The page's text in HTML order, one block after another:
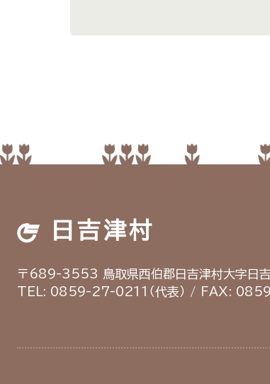
日吉津村
〒689-3553 鳥取県西伯郡日吉津村大字日
TEL: 0859-27-0211（代表）
/ FAX: